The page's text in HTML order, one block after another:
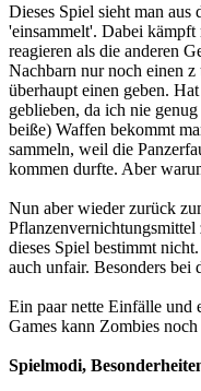
Dieses Spiel sieht man
'einsammelt'. Dabei
reagieren als die anderen
Nachbarn nur noch einen
überhaupt einen geben.
geblieben, da ich nie
beiße) Waffen bekommt
sammeln, weil die
kommen durfte. Aber
Nun aber wieder zurück
dieses Spiel bestimmt
auch unfair. Besonders bei
Ein paar nette Einfälle und
Games kann Zombies
Spielmodi,